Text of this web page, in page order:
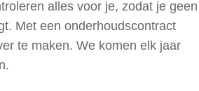
alles voor je, zodat je geen
Met een onderhoudscontract
te maken. We komen elk jaar